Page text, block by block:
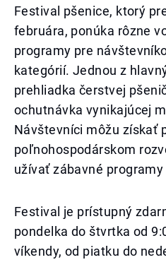
Festival pšenice, ktorý
februára, ponúka rôzne
programy pre
kategórií. Jednou z
prehliadka čerstvej
ochutnávka vynikajúcej
Návštevníci môžu získať
poľnohospodárskom
užívať zábavné
Festival je prístupný
pondelka do štvrtka od
víkendy, od piatku do